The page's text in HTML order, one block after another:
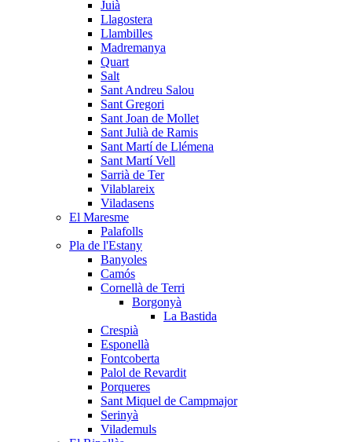
Juià
Llagostera
Llambilles
Madremanya
Quart
Salt
Sant Andreu Salou
Sant Gregori
Sant Joan de Mollet
Sant Julià de Ramis
Sant Martí de Llémena
Sant Martí Vell
Sarrià de Ter
Vilablareix
Viladasens
El Maresme
Palafolls
Pla de l'Estany
Banyoles
Camós
Cornellà de Terri
Borgonyà
La Bastida
Crespià
Esponellà
Fontcoberta
Palol de Revardit
Porqueres
Sant Miquel de Campmajor
Serinyà
Vilademuls